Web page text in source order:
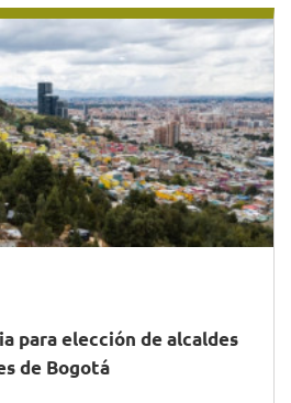
para elección de alcaldes
de Bogotá